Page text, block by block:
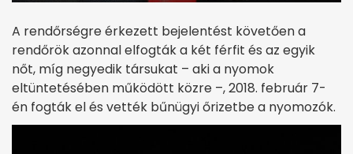
A rendőrségre érkezett bejelentést követően a
rendőrök azonnal elfogták a két férfit és az egyik
nőt, míg negyedik társukat – aki a nyomok
eltüntetésében működött közre –, 2018. február 7-
én fogták el és vették bűnügyi őrizetbe a nyomozók.